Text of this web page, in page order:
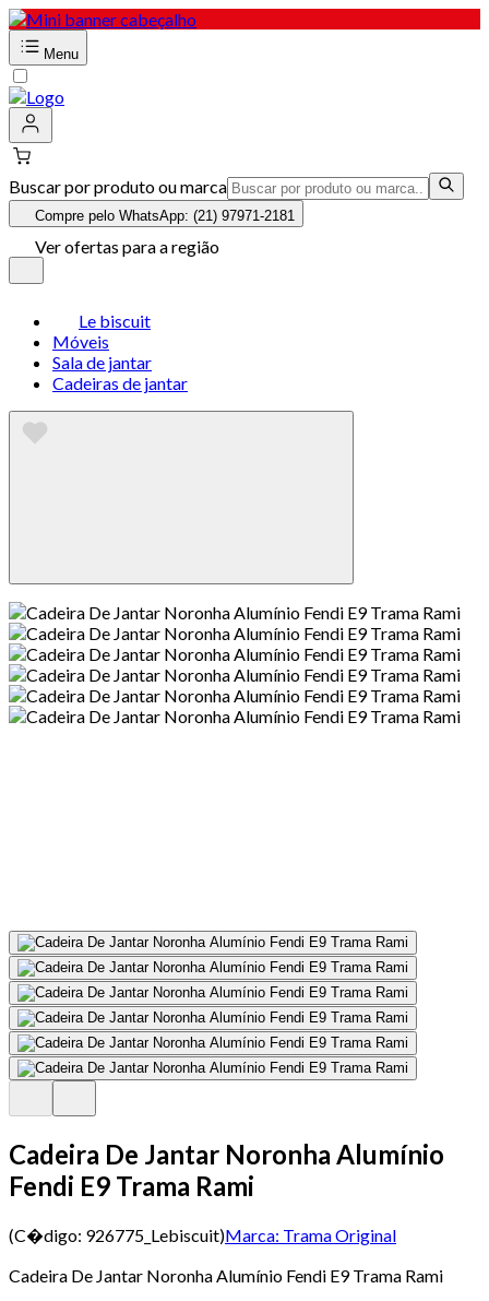
Menu
Buscar por produto ou marca
Compre pelo WhatsApp: (21) 97971-2181
Ver ofertas para a região
Le biscuit
Móveis
Sala de jantar
Cadeiras de jantar
Cadeira De Jantar Noronha Alumínio
Fendi E9 Trama Rami
(C�digo: 926775_Lebiscuit)Marca: Trama Original
Cadeira De Jantar Noronha Alumínio Fendi E9 Trama Rami